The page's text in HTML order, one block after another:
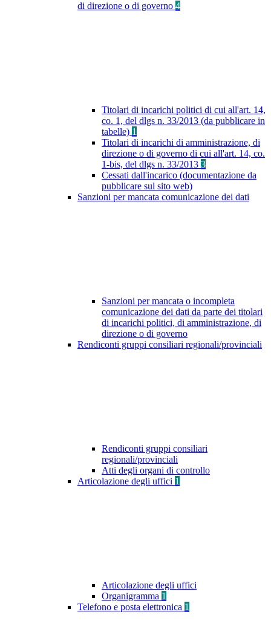
di direzione o di governo 4
Titolari di incarichi politici di cui all'art. 14,
co. 1, del dlgs n. 33/2013 (da pubblicare in
tabelle) 1
Titolari di incarichi di amministrazione, di
direzione o di governo di cui all'art. 14, co.
1-bis, del dlgs n. 33/2013 3
Cessati dall'incarico (documentazione da
pubblicare sul sito web)
Sanzioni per mancata comunicazione dei dati
Sanzioni per mancata o incompleta
comunicazione dei dati da parte dei titolari
di incarichi politici, di amministrazione, di
direzione o di governo
Rendiconti gruppi consiliari regionali/provinciali
Rendiconti gruppi consiliari
regionali/provinciali
Atti degli organi di controllo
Articolazione degli uffici 1
Articolazione degli uffici
Organigramma 1
Telefono e posta elettronica 1